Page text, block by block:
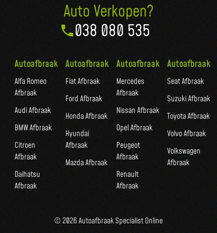
Auto Verkopen?
038 080 535
Autoafbraak
Alfa Romeo
Afbraak
Audi Afbraak
BMW Afbraak
Citroen
Afbraak
Daihatsu
Afbraak
Autoafbraak
Fiat Afbraak
Ford Afbraak
Honda Afbraak
Hyundai
Afbraak
Mazda Afbraak
Autoafbraak
Mercedes
Afbraak
Nissan Afbraak
Opel Afbraak
Peugeot
Afbraak
Renault
Afbraak
Autoafbraak
Seat Afbraak
Suzuki Afbraak
Toyota Afbraak
Volvo Afbraak
Volkswagen
Afbraak
© 2026 Autoafbraak Specialist Online